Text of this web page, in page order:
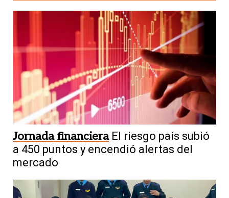
Jornada financiera El riesgo país subió
a 450 puntos y encendió alertas del
mercado